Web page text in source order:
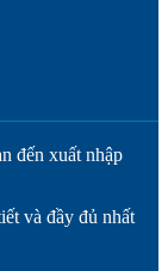
đến xuất nhập
và đầy đủ nhất